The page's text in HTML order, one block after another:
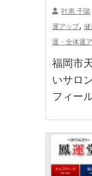
叶惠 千陽
運アップ,
運・全体運
福岡市
いサロ
フィー